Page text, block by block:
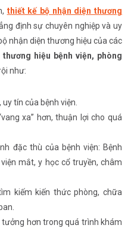
thiết kế bộ nhận diện thương
định sự chuyên nghiệp và uy
nhận diện thương hiệu của các
thương hiệu bệnh viện, phòng
như:
tín của bệnh viện.
xa” hơn, thuận lợi cho quá
đặc thù của bệnh viện: Bệnh
mắt, y học cổ truyền, châm
kiếm kiến thức phòng, chữa
hơn trong quá trình khám